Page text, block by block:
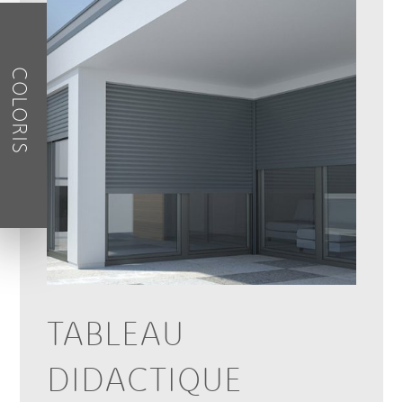
COLORIS
TABLEAU
DIDACTIQUE